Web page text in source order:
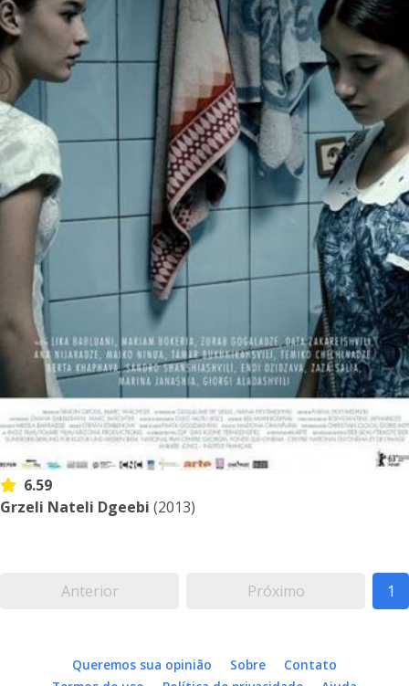
6.59
Grzeli Nateli Dgeebi (2013)
Anterior Próximo 1
Queremos sua opinião Sobre
Contato